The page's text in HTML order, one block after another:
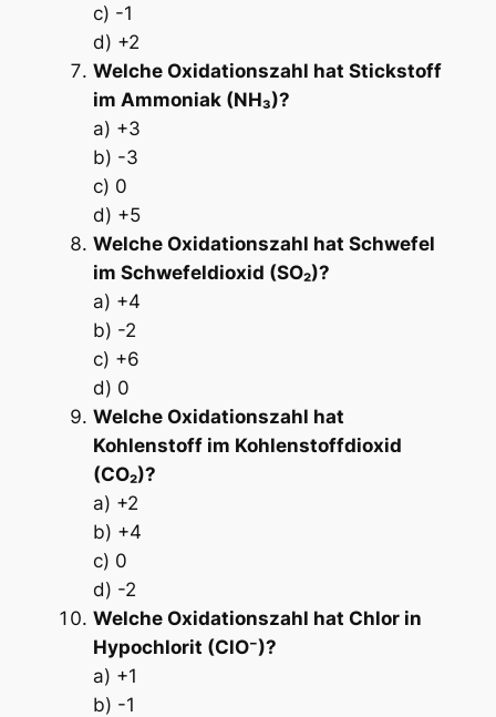
c) -1
d) +2
Welche Oxidationszahl hat Stickstoff
im Ammoniak (NH₃)?
a) +3
b) -3
c) 0
d) +5
Welche Oxidationszahl hat Schwefel
im Schwefeldioxid (SO₂)?
a) +4
b) -2
c) +6
d) 0
Welche Oxidationszahl hat
Kohlenstoff im Kohlenstoffdioxid
(CO₂)?
a) +2
b) +4
c) 0
d) -2
Welche Oxidationszahl hat Chlor in
Hypochlorit (ClO⁻)?
a) +1
b) -1